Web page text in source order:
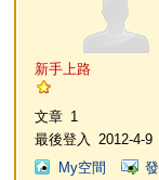
新手上路
文章 1
最後登入
2012-4-9
My空間